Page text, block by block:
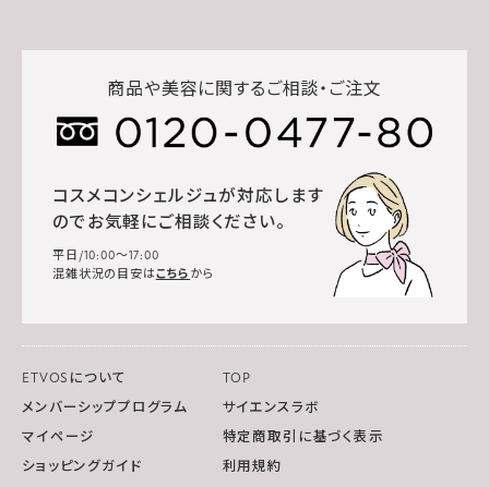
商品や美容に関するご相談・ご注文
コスメコンシェルジュが対応します
のでお気軽にご相談ください。
平日/10:00～17:00
混雑状況の目安はこちら から
ETVOSについて
TOP
メンバーシッププログラム
サイエンスラボ
マイページ
特定商取引に基づく表示
ショッピングガイド
利用規約